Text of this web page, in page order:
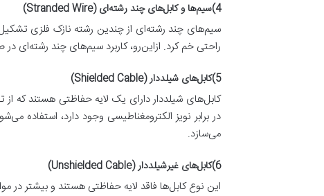
4)سیم‌ها و کابل‌های چند رشته‌ای (Stranded Wire)
سیم‌های چند رشته‌ای از چندین رشته نازک فلزی تشکیل
راحتی خم کرد. ازاین‌رو، کاربرد سیم‌های چند رشته‌ای
5)کابل‌های شیلددار (Shielded Cable)
کابل‌های شیلددار دارای یک لایه حفاظتی هستند که
در برابر نویز الکترومغناطیسی وجود دارد، استفاده
می‌سازد.
6)کابل‌های غیر‌شیلددار (Unshielded Cable)
این نوع کابل‌ها فاقد لایه حفاظتی هستند و بیشتر در